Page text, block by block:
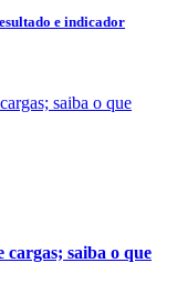
e indicador
saiba o que